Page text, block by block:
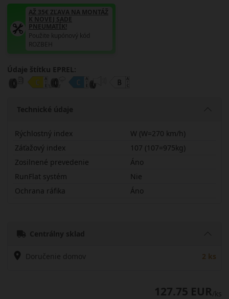
AŽ 35€ ZĽAVA NA MONTÁŽ
K NOVEJ SADE
PNEUMATÍK!
Použite kupónový kód
ROZBEH
Údaje štítku EPREL:
Technické údaje
Rýchlostný index
W (W=270 km/h)
Záťažový index
107 (107=975kg)
Zosilnené prevedenie
Áno
RunFlat systém
Nie
Ochrana ráfika
Áno
Centrálny sklad
Doručenie domov 2 ks
127.75 EUR/ks